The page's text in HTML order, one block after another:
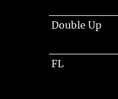
Double Up
FL